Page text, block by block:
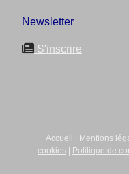
Newsletter
S'inscrire
Accueil Mentions
cookies
Politique de